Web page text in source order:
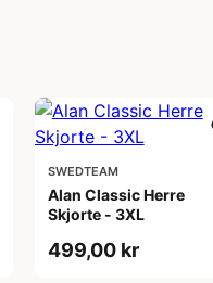
SWEDTEAM
Alan Classic Herre
Skjorte - 3XL
499,00 kr